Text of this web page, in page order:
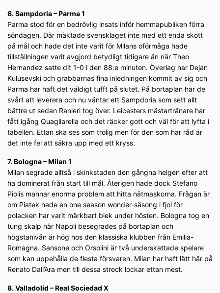
6. Sampdoria – Parma 1
Parma stod för en bedrövlig insats inför hemmapubliken förra
söndagen. Där mäktade svensklaget inte med ett enda skott
på mål och hade det inte varit för Milans oförmåga hade
tillställningen varit avgjord betydligt tidigare än när Theo
Hernandez satte dit 1-0 i den 88:e minuten. Överlag har Dejan
Kulusevski och grabbarnas fina inledningen kommit av sig och
Parma har haft det väldigt tufft på slutet. På bortaplan har de
svårt att leverera och nu väntar ett Sampdoria som sett allt
bättre ut sedan Ranieri tog över. Leicesters mästartränare har
fått igång Quagliarella och det räcker gott och väl för att lyfta i
tabellen. Ettan ska ses som trolig men för den som har råd är
det inte fel att säkra upp med ett kryss.
7. Bologna – Milan 1
Milan segrade alltså i skinkstaden den gångna helgen efter att
ha dominerat från start till mål. Återigen hade dock Stefano
Piolis mannar enorma problem att hitta nätmaskorna. Frågan är
om Piatek hade en one season wonder-säsong i fjol för
polacken har varit märkbart blek under hösten. Bologna tog en
tung skalp när Napoli besegrades på bortaplan och
högstanivån är hög hos den klassiska klubben från Emilia-
Romagna. Sansone och Orsolini är två underskattade spelare
som kan uppehålla de flesta försvaren. Milan har haft lätt här på
Renato Dall’Ara men till dessa streck lockar ettan mest.
8. Valladolid – Real Sociedad X